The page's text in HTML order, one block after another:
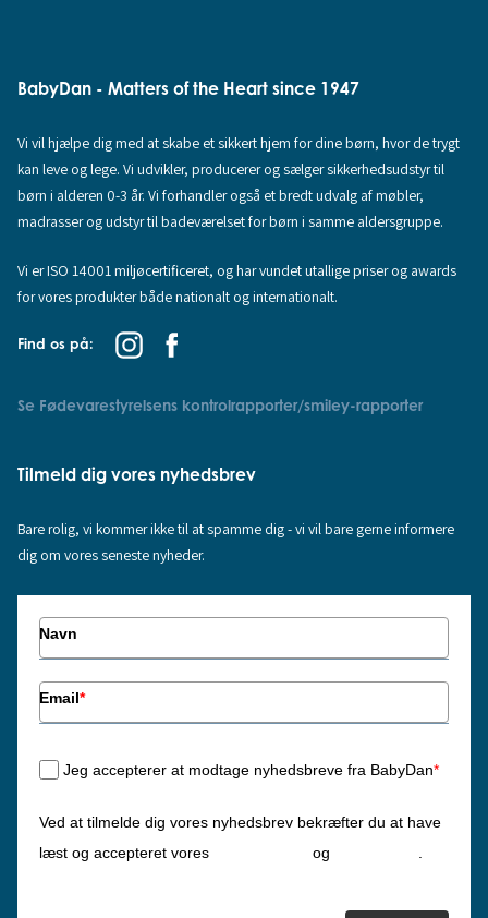
BabyDan - Matters of the Heart since 1947
Vi vil hjælpe dig med at skabe et sikkert hjem for dine børn, hvor de trygt
kan leve og lege. Vi udvikler, producerer og sælger sikkerhedsudstyr til
børn i alderen 0-3 år. Vi forhandler også et bredt udvalg af møbler,
madrasser og udstyr til badeværelset for børn i samme aldersgruppe.
Vi er ISO 14001 miljøcertificeret, og har vundet utallige priser og awards
for vores produkter både nationalt og internationalt.
Find os på:
Se Fødevarestyrelsens kontrolrapporter/smiley-rapporter
Tilmeld dig vores nyhedsbrev
Bare rolig, vi kommer ikke til at spamme dig - vi vil bare gerne informere
dig om vores seneste nyheder.
Navn
Email*
Jeg accepterer at modtage nyhedsbreve fra BabyDan*
Ved at tilmelde dig vores nyhedsbrev bekræfter du at have
læst og accepteret vores
og